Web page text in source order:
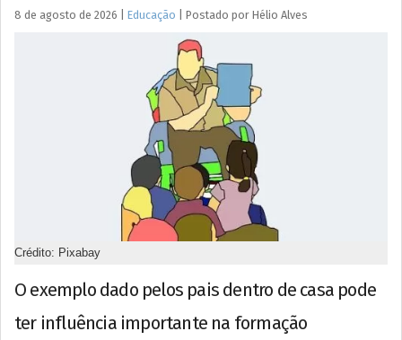
8 de agosto de 2026 Educação Postado por Hélio Alves
Crédito: Pixabay
O exemplo dado pelos pais dentro de casa pode
ter influência importante na formação